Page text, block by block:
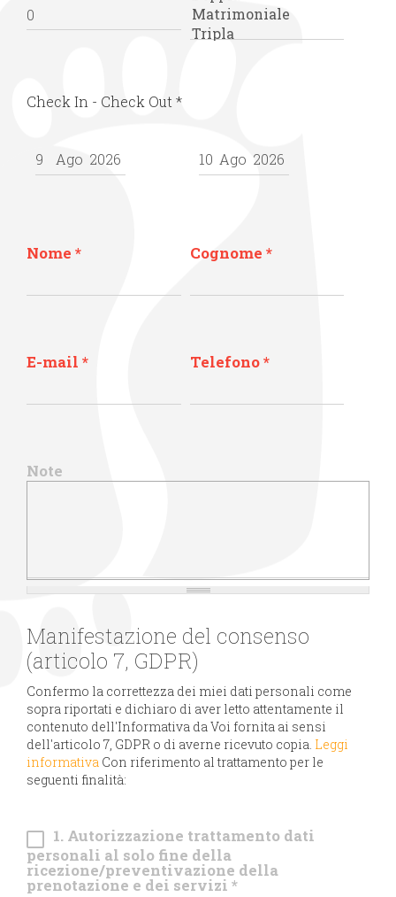
Check In - Check Out *
Nome * Cognome *
E-mail * Telefono*
Note
Manifestazione del consenso
(articolo 7, GDPR)
Confermo la correttezza dei miei dati personali come
sopra riportati e dichiaro di aver letto attentamente il
contenuto dell'Informativa da Voi fornita ai sensi
dell'articolo 7, GDPR o di averne ricevuto copia. Leggi
informativa Con riferimento al trattamento per le
seguenti finalità:
1. Autorizzazione trattamento dati
personali al solo fine della
ricezione/preventivazione della
prenotazione e dei servizi *